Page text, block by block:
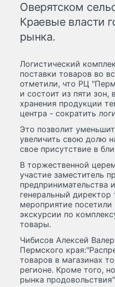
Оверятском
Краевые власти
рынка.
Логистический
поставки товаров во
отметили, что РЦ
и состоит из пяти
хранения продукции
центра - сократить
Это позволит
увеличить свою долю
свое присутствие в
В торжественной
участие заместитель
предпринимательства
генеральный
мероприятие
экскурсии по
товары.
Чибисов Алексей
Пермского
товаров в магазинах
регионе. Кроме того,
рынка